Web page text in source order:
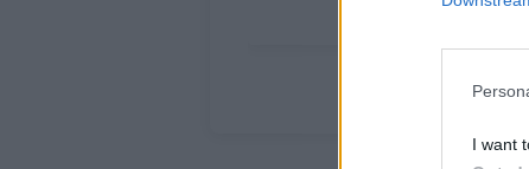
I want